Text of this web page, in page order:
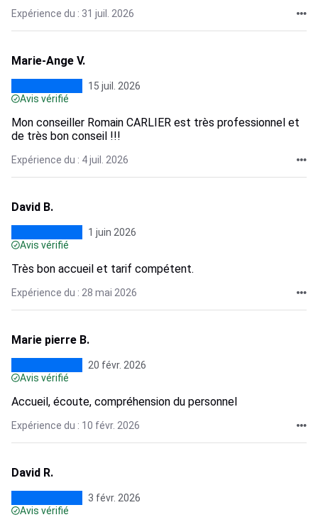
Expérience du : 31 juil. 2026
Marie-Ange V.
15 juil. 2026
Avis vérifié
Mon conseiller Romain CARLIER est très professionnel et
de très bon conseil !!!
Expérience du : 4 juil. 2026
David B.
1 juin 2026
Avis vérifié
Très bon accueil et tarif compétent.
Expérience du : 28 mai 2026
Marie pierre B.
20 févr. 2026
Avis vérifié
Accueil, écoute, compréhension du personnel
Expérience du : 10 févr. 2026
David R.
3 févr. 2026
Avis vérifié